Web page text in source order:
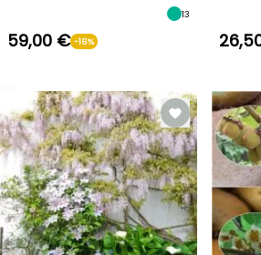
OFERTA
RELÁMPAGO
¡HASTA
UN
30
%
DE
DESCUENTO
EN
BULBOS
DE
13
59,00 € -16%